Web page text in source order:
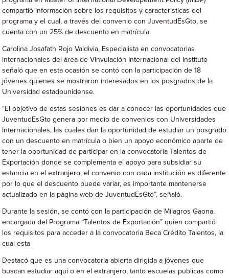
compartió información sobre los requisitos y caracteristicas del
programa y el cual, a través del convenio con JuventudEsGto, se
cuenta con un 25% de descuento en matrícula.
Carolina Josafath Rojo Valdivia, Especialista en convocatorias
Internacionales del área de Vinvulación Internacional del Instituto
señaló que en esta ocasión se contó con la participación de 18
jóvenes quienes se mostraron interesados en los posgrados de la
Universidad estadounidense.
“El objetivo de estas sesiones es dar a conocer las oportunidades que
JuventudEsGto genera por medio de convenios con Universidades
Internacionales, las cuales dan la oportunidad de estudiar un posgrado
con un descuento en matrícula o bien un apoyo económico aparte de
tener la oportunidad de participar en la convocatoria Talentos de
Exportación donde se complementa el apoyo para subsidiar su
estancia en el extranjero, el convenio con cada institución es diferente
por lo que el descuento puede variar, es importante mantenerse
actualizado en la página web de JuventudEsGto”, señaló.
Durante la sesión, se contó con la participación de Milagros Gaona,
encargada del Programa “Talentos de Exportación” quien compartió
los requisitos para acceder a la convocatoria Beca Crédito Talentos, la
cual esta
Destacó que es una convocatoria abierta dirigida a jóvenes que
buscan estudiar aquí o en el extranjero, tanto escuelas publicas como